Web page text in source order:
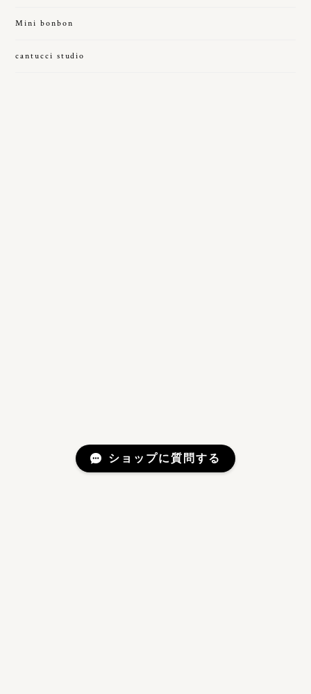
Mini bonbon
cantucci studio
ショップに質問する